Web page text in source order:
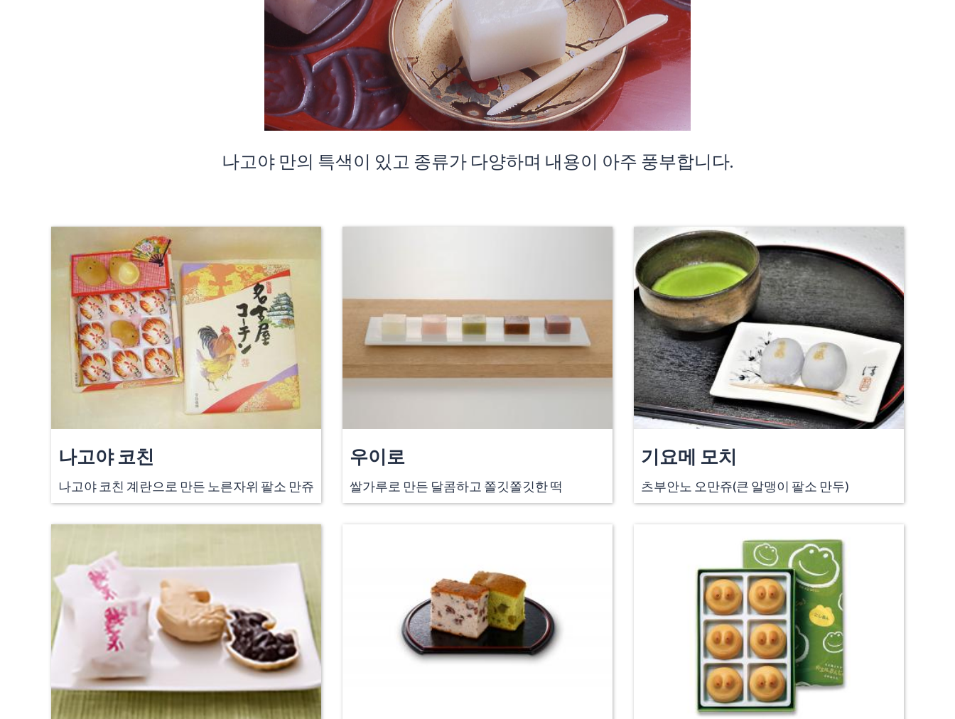
나고야 만의 특색이 있고 종류가 다양하며 내용이 아주 풍부합니다.
나고야 코친
나고야 코친 계란으로 만든 노른자위 팥소 만쥬
우이로
쌀가루로 만든 달콤하고 쫄깃쫄깃한 떡
기요메 모치
츠부안노 오만쥬(큰 알맹이 팥소 만두)